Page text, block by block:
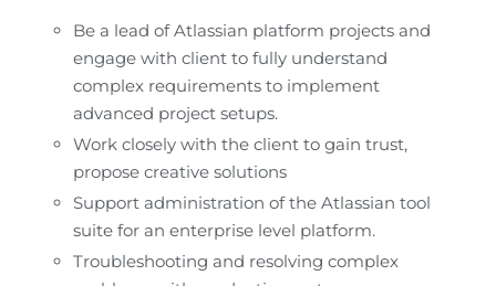
Be a lead of Atlassian platform projects and
engage with client to fully understand
complex requirements to implement
advanced project setups.
Work closely with the client to gain trust,
propose creative solutions
Support administration of the Atlassian tool
suite for an enterprise level platform.
Troubleshooting and resolving complex